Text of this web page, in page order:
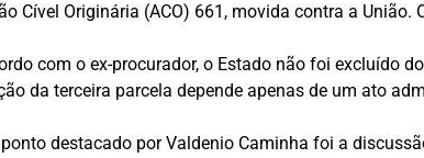
Cível Originária (ACO) 661, movida contra a
com o ex-procurador, o Estado não foi excluído
da terceira parcela depende apenas de um ato
destacado por Valdenio Caminha foi a